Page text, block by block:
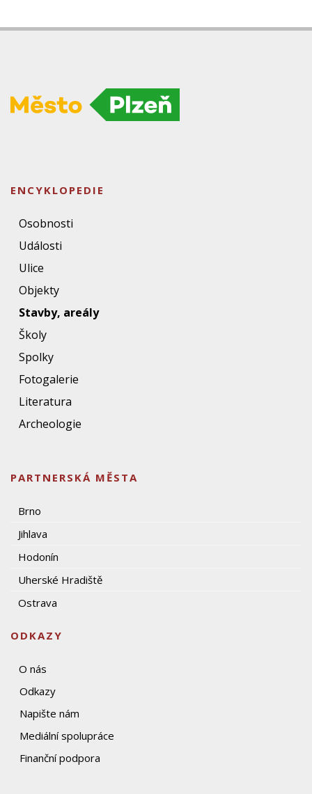
ENCYKLOPEDIE
Osobnosti
Události
Ulice
Objekty
Stavby, areály
Školy
Spolky
Fotogalerie
Literatura
Archeologie
PARTNERSKÁ MĚSTA
Brno
Jihlava
Hodonín
Uherské Hradiště
Ostrava
ODKAZY
O nás
Odkazy
Napište nám
Mediální spolupráce
Finanční podpora